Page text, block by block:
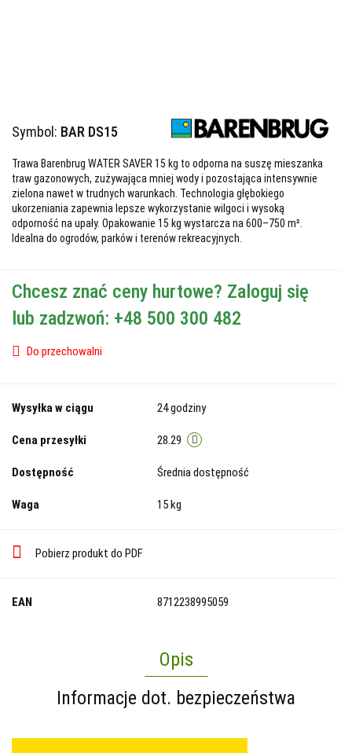
Symbol: BAR DS15
Trawa Barenbrug WATER SAVER 15 kg to odporna na suszę mieszanka
traw gazonowych, zużywająca mniej wody i pozostająca intensywnie
zielona nawet w trudnych warunkach. Technologia głębokiego
ukorzeniania zapewnia lepsze wykorzystanie wilgoci i wysoką
odporność na upały. Opakowanie 15 kg wystarcza na 600–750 m².
Idealna do ogrodów, parków i terenów rekreacyjnych.
Chcesz znać ceny hurtowe? Zaloguj się
lub zadzwoń: +48 500 300 482
Do przechowalni
Wysyłka w ciągu 24 godziny
Cena przesyłki 28.29
Dostępność Średnia dostępność
Waga 15 kg
Pobierz produkt do PDF
EAN 8712238995059
Opis
Informacje dot. bezpieczeństwa